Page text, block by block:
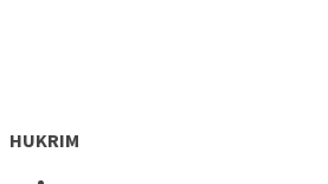
HUKRIM